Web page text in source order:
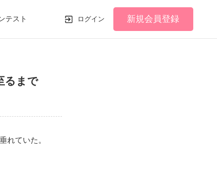
テスト ログイン 新規会員登録
るまで
れていた。